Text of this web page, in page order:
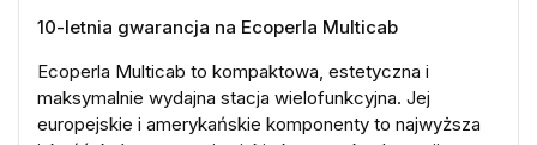
10-letnia gwarancja na Ecoperla Multicab
Ecoperla Multicab to kompaktowa, estetyczna i
maksymalnie wydajna stacja wielofunkcyjna. Jej
europejskie i amerykańskie komponenty to najwyższa